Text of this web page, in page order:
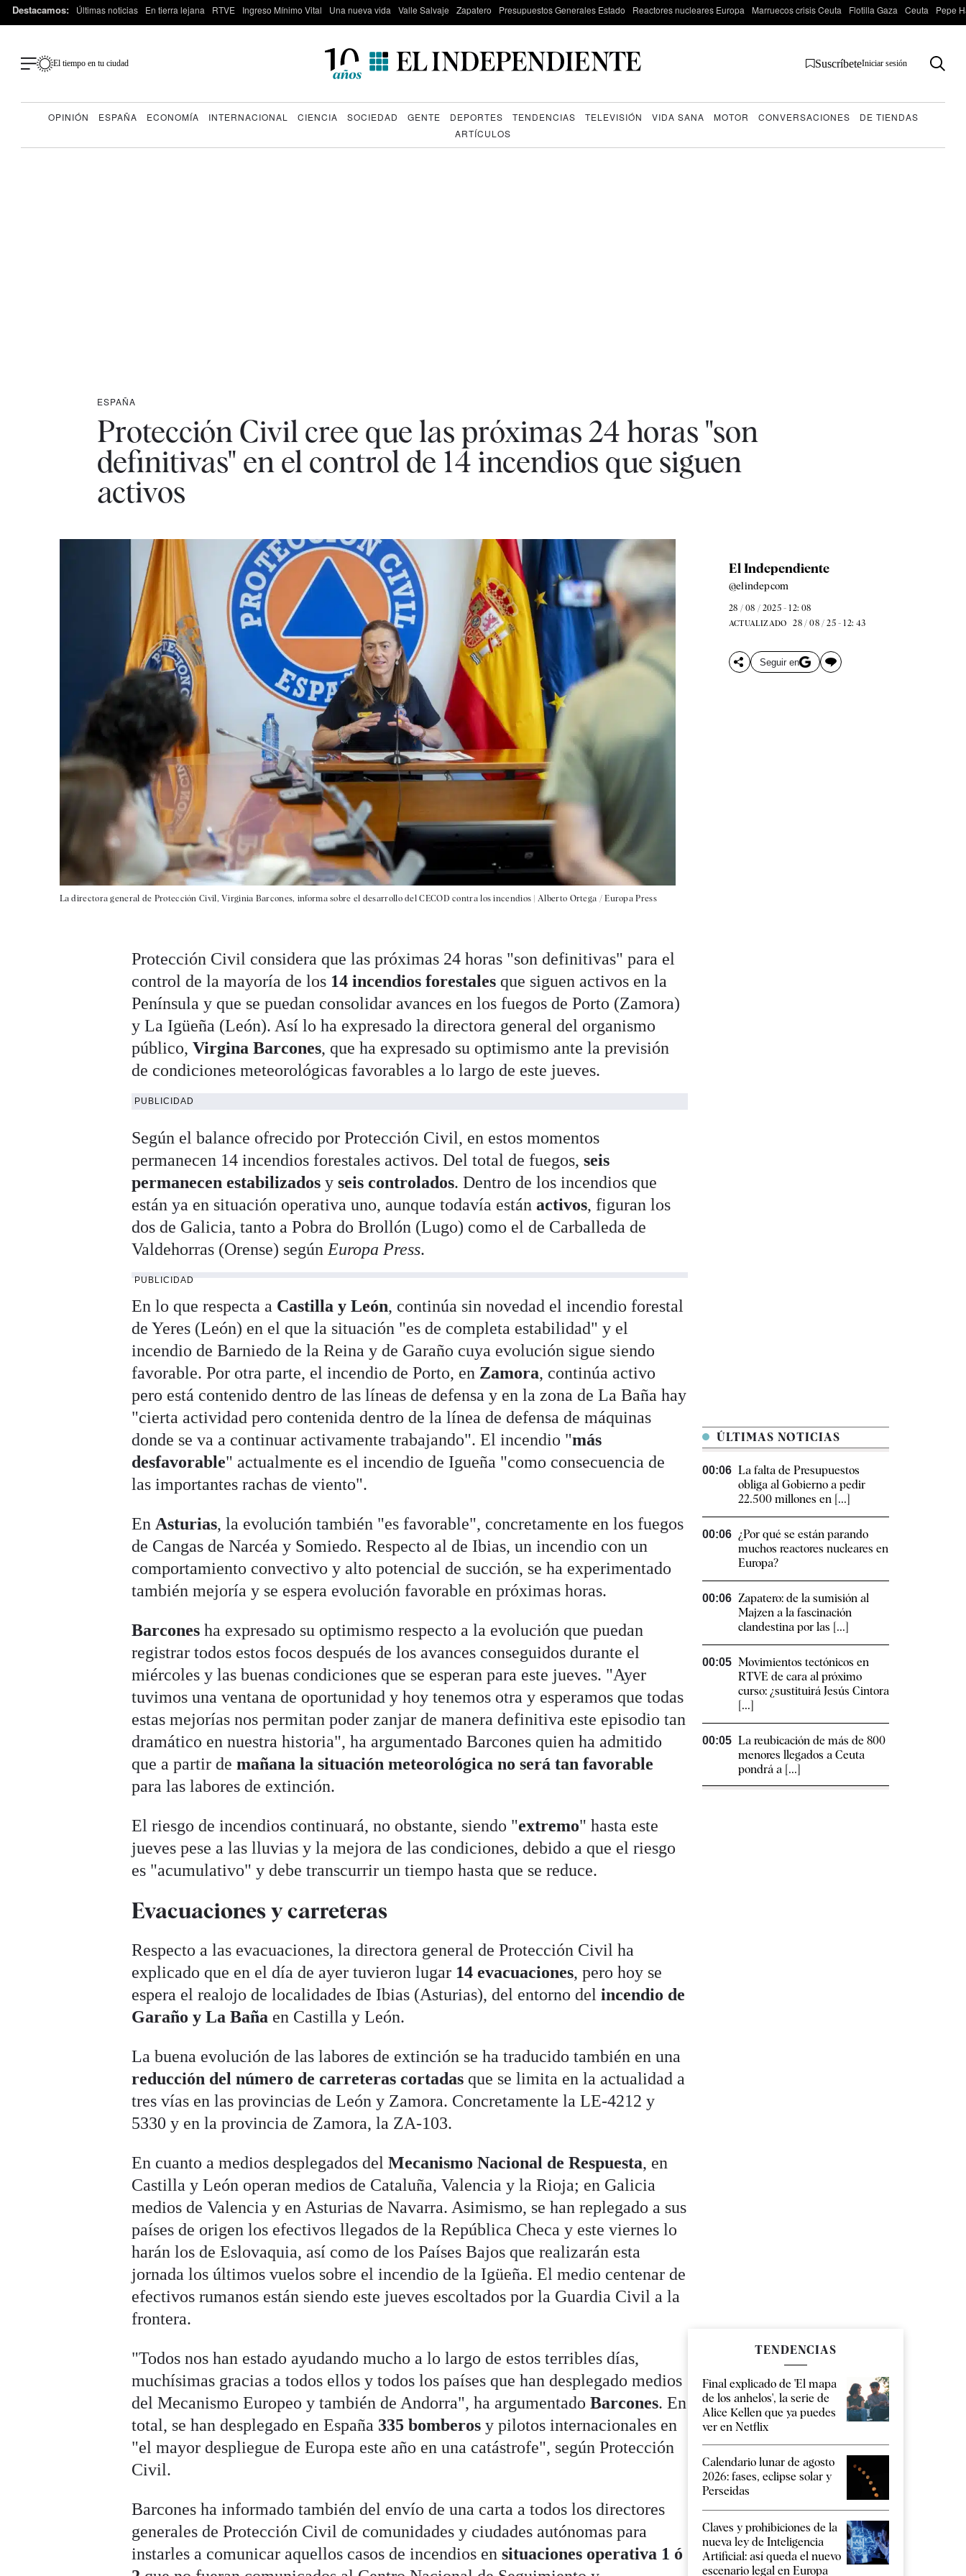
Destacamos: Últimas noticias En tierra lejana RTVE Ingreso Mínimo Vital Una nueva vida Valle Salvaje Zapatero Presupuestos Generales Estado Reactores nucleares Europa Marruecos crisis Ceuta Flotilla Gaza Ceuta Pepe
El tiempo en tu ciudad SuscríbeteIniciar sesión
OPINIÓN ESPAÑA ECONOMÍA INTERNACIONAL CIENCIA SOCIEDAD GENTE DEPORTES TENDENCIAS TELEVISIÓN VIDA SANA MOTOR CONVERSACIONES
DE TIENDAS
ARTÍCULOS
ESPAÑA
Protección Civil cree que las próximas 24 horas "son
definitivas" en el control de 14 incendios que siguen
activos
La directora general de Protección Civil, Virginia Barcones, informa sobre el desarrollo del CECOD contra los incendios |Alberto Ortega / Europa Press
El Independiente
@elindepcom
28 / 08 / 2025 - 12: 08
ACTUALIZADO 28 / 08 / 25 - 12: 43
Seguir en
Protección Civil considera que las próximas 24 horas "son definitivas" para el
control de la mayoría de los 14 incendios forestales que siguen activos en la
Península y que se puedan consolidar avances en los fuegos de Porto (Zamora)
y La Igüeña (León). Así lo ha expresado la directora general del organismo
público,Virgina Barcones, que ha expresado su optimismo ante la previsión
de condiciones meteorológicas favorables a lo largo de este jueves.
PUBLICIDAD
Según el balance ofrecido por Protección Civil, en estos momentos
permanecen 14 incendios forestales activos. Del total de fuegos,seis
permanecen estabilizados yseis controlados. Dentro de los incendios que
están ya en situación operativa uno, aunque todavía están activos, figuran los
dos de Galicia, tanto a Pobra do Brollón (Lugo) como el de Carballeda de
Valdehorras (Orense) según Europa Press.
PUBLICIDAD
En lo que respecta a Castilla y León, continúa sin novedad el incendio forestal
de Yeres (León) en el que la situación "es de completa estabilidad" y el
incendio de Barniedo de la Reina y de Garaño cuya evolución sigue siendo
favorable. Por otra parte, el incendio de Porto, en Zamora, continúa activo
pero está contenido dentro de las líneas de defensa y en la zona de La Baña hay
"cierta actividad pero contenida dentro de la línea de defensa de máquinas
donde se va a continuar activamente trabajando". El incendio "más
desfavorable" actualmente es el incendio de Igueña "como consecuencia de
las importantes rachas de viento".
En Asturias, la evolución también "es favorable", concretamente en los fuegos
de Cangas de Narcéa y Somiedo. Respecto al de Ibias, un incendio con un
comportamiento convectivo y alto potencial de succión, se ha experimentado
también mejoría y se espera evolución favorable en próximas horas.
Barconesha expresado su optimismo respecto a la evolución que puedan
registrar todos estos focos después de los avances conseguidos durante el
miércoles y las buenas condiciones que se esperan para este jueves. "Ayer
tuvimos una ventana de oportunidad y hoy tenemos otra y esperamos que todas
estas mejorías nos permitan poder zanjar de manera definitiva este episodio tan
dramático en nuestra historia", ha argumentado Barcones quien ha admitido
que a partir demañana la situación meteorológica no será tan favorable
para las labores de extinción.
El riesgo de incendios continuará, no obstante, siendo "extremo" hasta este
jueves pese a las lluvias y la mejora de las condiciones, debido a que el riesgo
es "acumulativo" y debe transcurrir un tiempo hasta que se reduce.
Evacuaciones y carreteras
Respecto a las evacuaciones, la directora general de Protección Civil ha
explicado que en el día de ayer tuvieron lugar 14 evacuaciones, pero hoy se
espera el realojo de localidades de Ibias (Asturias), del entorno del incendio de
Garaño y La Baña en Castilla y León.
La buena evolución de las labores de extinción se ha traducido también en una
reducción del número de carreteras cortadas que se limita en la actualidad a
tres vías en las provincias de León y Zamora. Concretamente la LE-4212 y
5330 y en la provincia de Zamora, la ZA-103.
En cuanto a medios desplegados delMecanismo Nacional de Respuesta, en
Castilla y León operan medios de Cataluña, Valencia y la Rioja; en Galicia
medios de Valencia y en Asturias de Navarra. Asimismo, se han replegado a sus
países de origen los efectivos llegados de la República Checa y este viernes lo
harán los de Eslovaquia, así como de los Países Bajos que realizarán esta
jornada los últimos vuelos sobre el incendio de la Igüeña. El medio centenar de
efectivos rumanos están siendo este jueves escoltados por la Guardia Civil a la
frontera.
"Todos nos han estado ayudando mucho a lo largo de estos terribles días,
muchísimas gracias a todos ellos y todos los países que han desplegado medios
del Mecanismo Europeo y también de Andorra", ha argumentadoBarcones. En
total, se han desplegado en España 335 bomberos y pilotos internacionales en
"el mayor despliegue de Europa este año en una catástrofe", según Protección
Civil.
Barcones ha informado también del envío de una carta a todos los directores
generales de Protección Civil de comunidades y ciudades autónomas para
instarles a comunicar aquellos casos de incendios ensituaciones operativa 1 ó
ÚLTIMAS NOTICIAS
00:06 La falta de Presupuestos
obliga al Gobierno a pedir
22.500 millones en [...]
00:06 ¿Por qué se están parando
muchos reactores nucleares en
Europa?
00:06 Zapatero: de la sumisión al
Majzen a la fascinación
clandestina por las [...]
00:05 Movimientos tectónicos en
RTVE de cara al próximo
curso: ¿sustituirá Jesús Cintora
[...]
00:05 La reubicación de más de 800
menores llegados a Ceuta
pondrá a [...]
TENDENCIAS
Final explicado de 'El mapa
de los anhelos', la serie de
Alice Kellen que ya puedes
ver en Netflix
Calendario lunar de agosto
2026: fases, eclipse solar y
Perseidas
Claves y prohibiciones de la
nueva ley de Inteligencia
Artificial: así queda el nuevo
escenario legal en Europa